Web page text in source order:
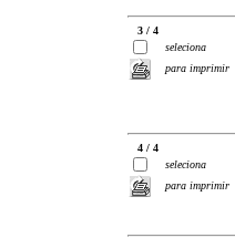
3 / 4
seleciona
para imprimir
4 / 4
seleciona
para imprimir